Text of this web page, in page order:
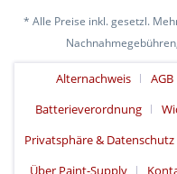
* Alle Preise inkl. gesetzl.
Alternachweis AGB
Batterieverordnung
Privatsphäre & Datenschutz
Über Paint-Supply